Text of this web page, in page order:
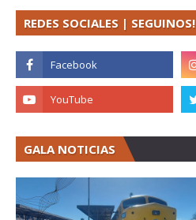
REDES SOCIALES | SEGUINOS!
GALA NOTICIAS